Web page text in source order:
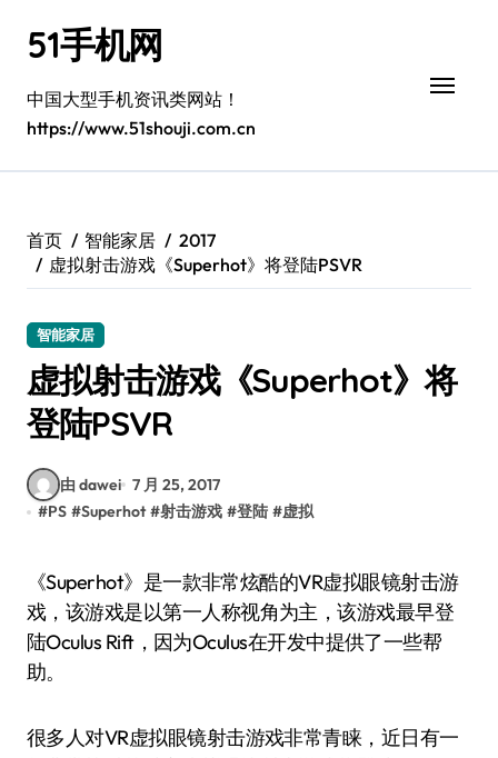
51手机网
中国大型手机资讯类网站！
https://www.51shouji.com.cn
首页 智能家居
2017
虚拟射击游戏《Superhot》将登陆PSVR
智能家居
虚拟射击游戏《Superhot》将
登陆PSVR
由 dawei 7 月 25, 2017
#PS #Superhot #射击游戏 #登陆 #虚拟
《Superhot》是一款非常炫酷的VR虚拟眼镜射击游
戏，该游戏是以第一人称视角为主，该游戏最早登
陆Oculus Rift，因为Oculus在开发中提供了一些帮
助。
很多人对VR虚拟眼镜射击游戏非常青睐，近日有一